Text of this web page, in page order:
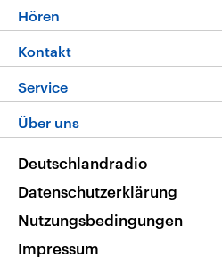
Programm
Die Nachrichten
Nachrichtenleicht
Neue Beiträge auf dlf.de
Hören
Livestream
Podcasts
Deutschlandfunk App
Nachrichten App
Frequenzen
Kontakt
Hörerservice
Service
FAQ
Veranstaltungen
Musikliste
RSS
Über uns
Deutschlandradio
Datenschutzerklärung
Nutzungsbedingungen
Impressum